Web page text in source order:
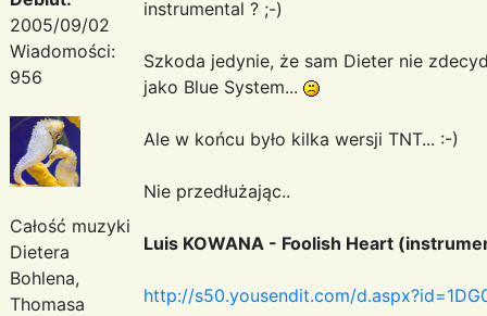
2005/09/02
Wiadomości:
956
Całość muzyki
Dietera
Bohlena,
Thomasa
instrumental ? ;-)
Szkoda jedynie, że sam Dieter nie
jako Blue System...
Ale w końcu było kilka wersji TNT... :-)
Nie przedłużając..
Luis KOWANA - Foolish Heart
http://s50.yousendit.com/